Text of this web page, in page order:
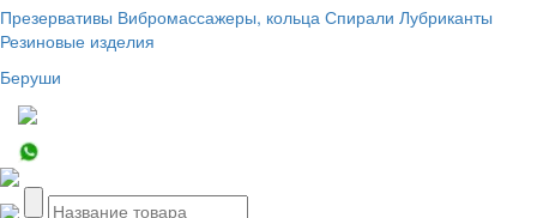
Презервативы Вибромассажеры, кольца Спирали Лубриканты
Резиновые изделия
Беруши